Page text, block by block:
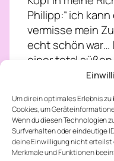
Um dir ein optimales Erlebnis
Cookies, um
Wenn du diesen Technologien
Surfverhalten oder eindeutige
deine Einwilligung nicht
Merkmale und Funktionen
Philipp:“ ich
vermisse mein
echt schön war…
einer total süßen
holt dich jemand
ich:“ vergiss
ruhst du dich
versprochen ich
Krankenstand“